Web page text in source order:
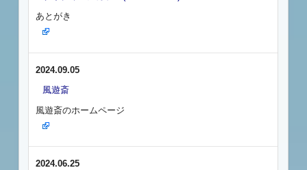
あとがき
2024.09.05
風遊斎
風遊斎のホームページ
2024.06.25